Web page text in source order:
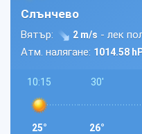
Слънчево
Вятър: 2 m/s - лек
Атм. налягане: 1014.58
10:15
25°
30'
26°